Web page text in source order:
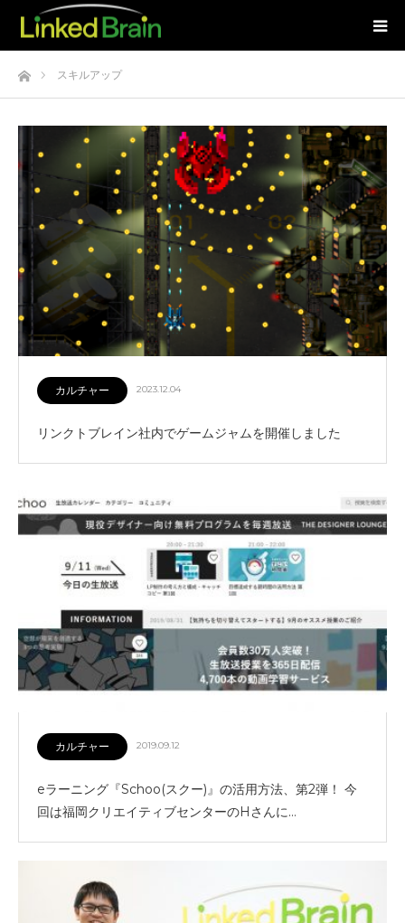
ホームスキルアップ
カルチャー 2023.12.04
リンクトブレイン社内でゲームジャムを開催しました
カルチャー 2019.09.12
eラーニング『Schoo(スクー)』の活用方法、第2弾！ 今
回は福岡クリエイティブセンターのHさんに…